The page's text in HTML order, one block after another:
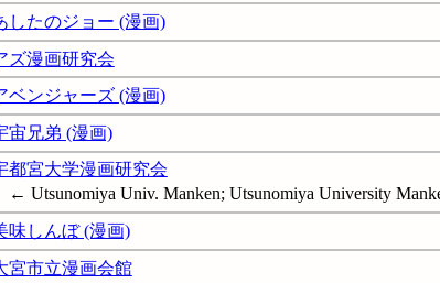
したのジョー (漫画)
ズ漫画研究会
ベンジャーズ (漫画)
宙兄弟 (漫画)
都宮大学漫画研究会
← Utsunomiya Univ. Manken; Utsunomiya University
味しんぼ (漫画)
宮市立漫画会館